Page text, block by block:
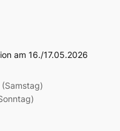
am 16./17.05.2026